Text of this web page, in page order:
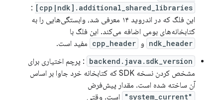
[cpp|ndk].additional_shared_libraries
:
این فلگ که در اندروید ۱۴ معرفی شد، وابستگی‌هایی را به
کتابخانه‌های بومی اضافه می‌کند. این فلگ با
ndk_header و cpp_header مفید است.
backend.java.sdk_version : پرچم اختیاری برای
مشخص کردن نسخه SDK که کتابخانه خرد جاوا بر اساس
آن ساخته شده است. مقدار پیش‌فرض
"system_current" است. وقتی